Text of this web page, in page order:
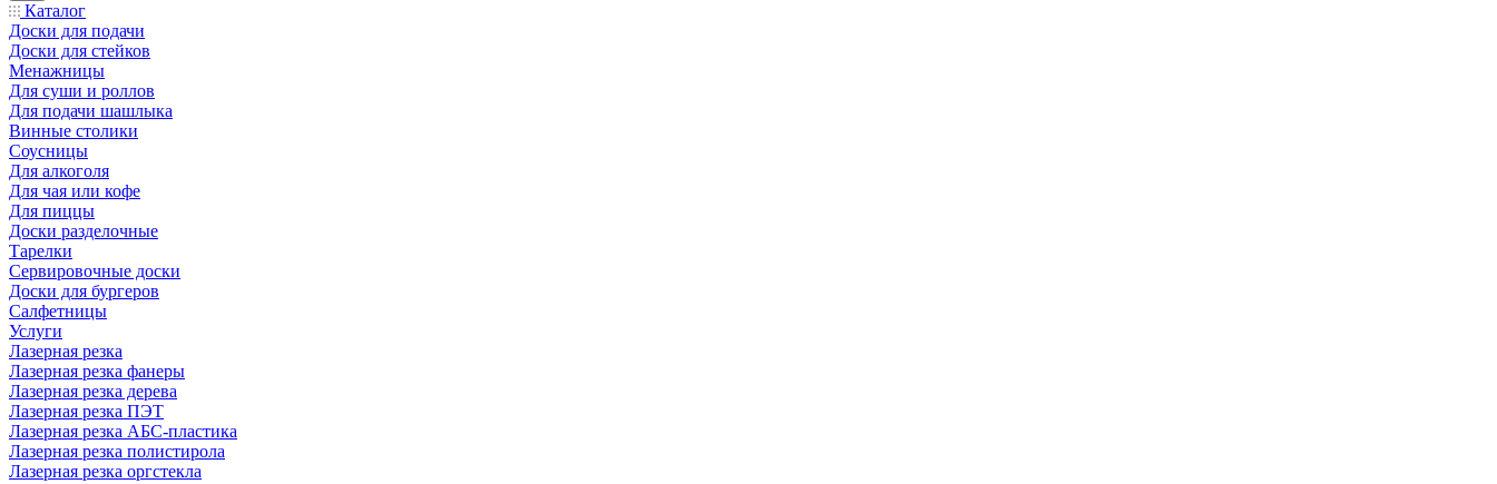
Каталог
Доски для подачи
Доски для стейков
Менажницы
Для суши и роллов
Для подачи шашлыка
Винные столики
Соусницы
Для алкоголя
Для чая или кофе
Для пиццы
Доски разделочные
Тарелки
Сервировочные доски
Доски для бургеров
Салфетницы
Услуги
Лазерная резка
Лазерная резка фанеры
Лазерная резка дерева
Лазерная резка ПЭТ
Лазерная резка АБС-пластика
Лазерная резка полистирола
Лазерная резка оргстекла